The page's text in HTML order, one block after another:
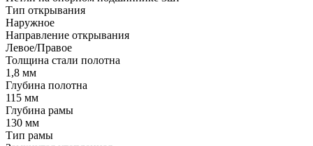
Тип открывания
Наружное
Направление открывания
Левое/Правое
Толщина стали полотна
1,8 мм
Глубина полотна
115 мм
Глубина рамы
130 мм
Тип рамы